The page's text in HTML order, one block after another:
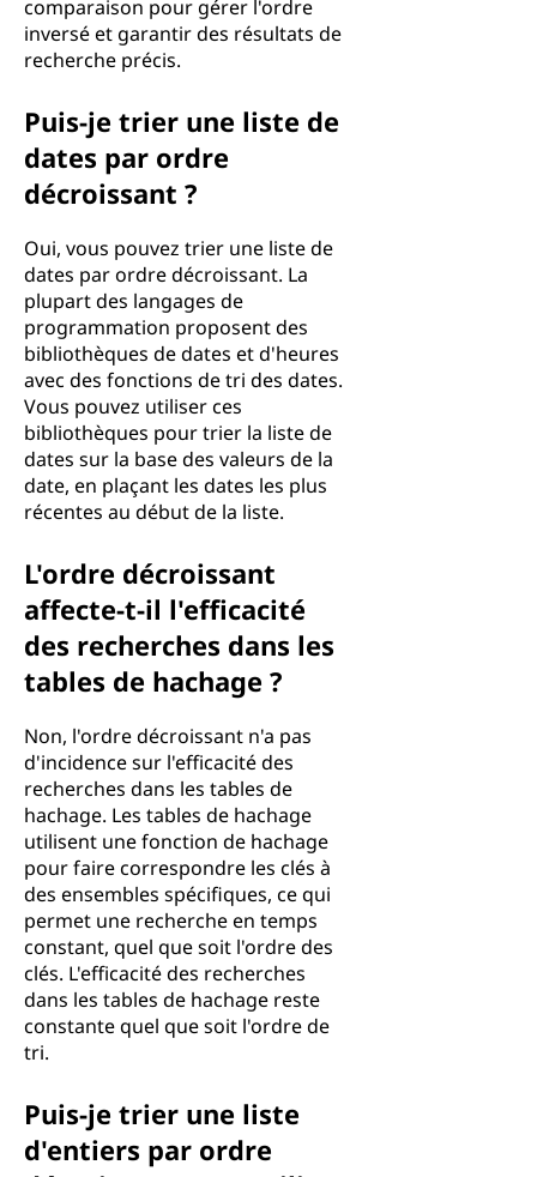
comparaison pour gérer l'ordre
inversé et garantir des résultats de
recherche précis.
Puis-je trier une liste de
dates par ordre
décroissant ?
Oui, vous pouvez trier une liste de
dates par ordre décroissant. La
plupart des langages de
programmation proposent des
bibliothèques de dates et d'heures
avec des fonctions de tri des dates.
Vous pouvez utiliser ces
bibliothèques pour trier la liste de
dates sur la base des valeurs de la
date, en plaçant les dates les plus
récentes au début de la liste.
L'ordre décroissant
affecte-t-il l'efficacité
des recherches dans les
tables de hachage ?
Non, l'ordre décroissant n'a pas
d'incidence sur l'efficacité des
recherches dans les tables de
hachage. Les tables de hachage
utilisent une fonction de hachage
pour faire correspondre les clés à
des ensembles spécifiques, ce qui
permet une recherche en temps
constant, quel que soit l'ordre des
clés. L'efficacité des recherches
dans les tables de hachage reste
constante quel que soit l'ordre de
tri.
Puis-je trier une liste
d'entiers par ordre